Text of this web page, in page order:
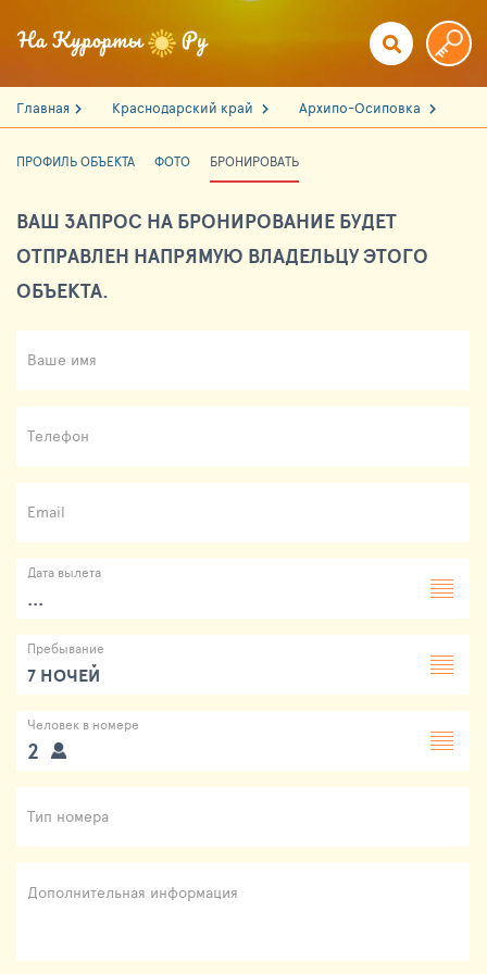
Главная Краснодарский край Архипо-Осиповка
ПРОФИЛЬ ОБЪЕКТА ФОТО БРОНИРОВАТЬ
ВАШ ЗАПРОС НА БРОНИРОВАНИЕ БУДЕТ
ОТПРАВЛЕН НАПРЯМУЮ ВЛАДЕЛЬЦУ ЭТОГО
ОБЪЕКТА.
Ваше имя
Телефон
Email
Дата вылета
...
Пребывание
7 НОЧЕЙ
Человек в номере
2
Тип номера
Дополнительная информация